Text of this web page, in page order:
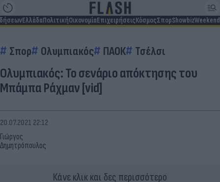
ΕλλάδαΠολιτικήΟικονομίαΕπιχειρήσειςΚόσμοςΣπορShowbizWeekend
Σπορ Ολυμπιακός ΠΑΟΚ Τσέλσι
Ολυμπιακός: Το σενάριο απόκτησης του
Μπάμπα Ράχμαν [vid]
Γιώργος
Δημητρόπουλος
20.07.2021 22:12
Κάνε κλικ και δες περισσότερο